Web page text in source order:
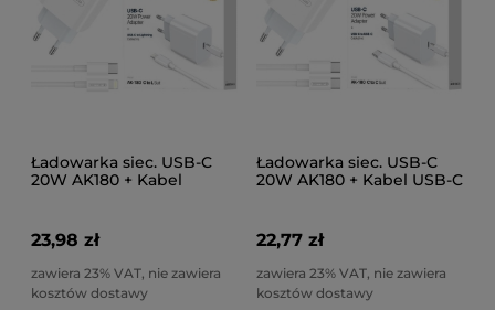
Ładowarka siec. USB-C
20W AK180 + Kabel
23,98 zł
zawiera 23% VAT, nie zawiera
kosztów dostawy
Ładowarka siec. USB-C
20W AK180 + Kabel USB-C
22,77 zł
zawiera 23% VAT, nie zawiera
kosztów dostawy